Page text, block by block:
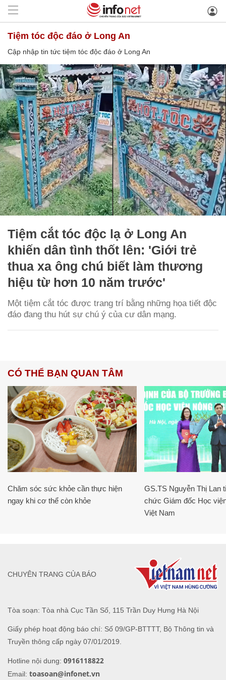
tiệm tóc độc đáo ở Long An
Cập nhập tin tức tiệm tóc độc đáo ở Long An
Tiệm cắt tóc độc lạ ở Long An
khiến dân tình thốt lên: 'Giới trẻ
thua xa ông chú biết làm thương
hiệu từ hơn 10 năm trước'
Một tiệm cắt tóc được trang trí bằng những họa tiết độc
đáo đang thu hút sự chú ý của cư dân mạng.
CÓ THỂ BẠN QUAN TÂM
Chăm sóc sức khỏe cần thực hiện
ngay khi cơ thể còn khỏe
GS.TS Nguyễn Thị Lan
chức Giám đốc Học
Việt Nam
Tòa soạn: Tòa nhà Cục Tần Số, 115 Trần Duy Hưng Hà Nội
Giấy phép hoạt động báo chí: Số 09/GP-BTTTT, Bộ Thông tin và
Truyền thông cấp ngày 07/01/2019.
Hotline nội dung: 0916118822
Email: toasoan@infonet.vn
CHUYÊN TRANG CỦA BÁO